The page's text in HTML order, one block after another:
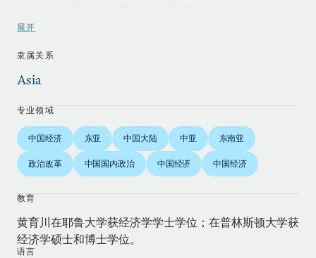
教。
章。最近，他与人合作编写了《东亚视野》一书。
该书是一本论文集，汇集了著名亚洲学者撰写的阐
述亚洲地区前景的论文。此外，他刚刚完成的《重
塑东亚经济地理》一书也已于近期出版。
黄育川在世界银行、亚洲发展银行和多个国家的政
府部门和公司担任顾问。
展开
隶属关系
Asia
专业领域
中国经济 东亚 中国大陆 中亚 东南亚
政治改革 中国国内政治 中国经济 中国经济
教育
黄育川在耶鲁大学获经济学学士学位；在普林斯顿大学获
经济学硕士和博士学位。
语言